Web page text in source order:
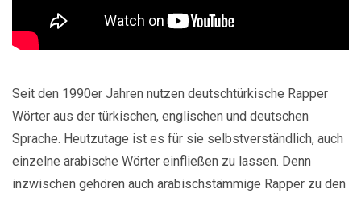
Seit den 1990er Jahren nutzen deutschtürkische Rapper
Wörter aus der türkischen, englischen und deutschen
Sprache. Heutzutage ist es für sie selbstverständlich, auch
einzelne arabische Wörter einfließen zu lassen. Denn
inzwischen gehören auch arabischstämmige Rapper zu den